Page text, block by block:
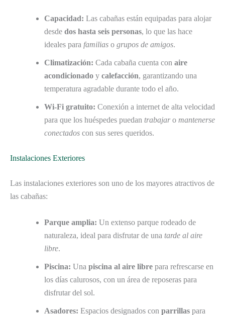
Capacidad: Las cabañas están equipadas para alojar
desde dos hasta seis personas, lo que las hace
ideales para familias o grupos de amigos.
Climatización: Cada cabaña cuenta con aire
acondicionado y calefacción, garantizando una
temperatura agradable durante todo el año.
Wi-Fi gratuito: Conexión a internet de alta velocidad
para que los huéspedes puedan trabajaro mantenerse
conectados con sus seres queridos.
Instalaciones Exteriores
Las instalaciones exteriores son uno de los mayores atractivos de
las cabañas:
Parque amplia: Un extenso parque rodeado de
naturaleza, ideal para disfrutar de una tarde al aire
libre.
Piscina: Una piscina al aire libre para refrescarse en
los días calurosos, con un área de reposeras para
disfrutar del sol.
Asadores: Espacios designados con parrillas para